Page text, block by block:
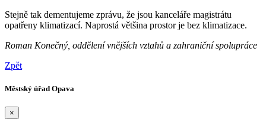
Stejně tak dementujeme zprávu, že jsou kanceláře magistrátu
opatřeny klimatizací. Naprostá většina prostor je bez klimatizace.
Roman Konečný, oddělení vnějších vztahů a zahraniční spolupráce
Zpět
Městský úřad Opava
×